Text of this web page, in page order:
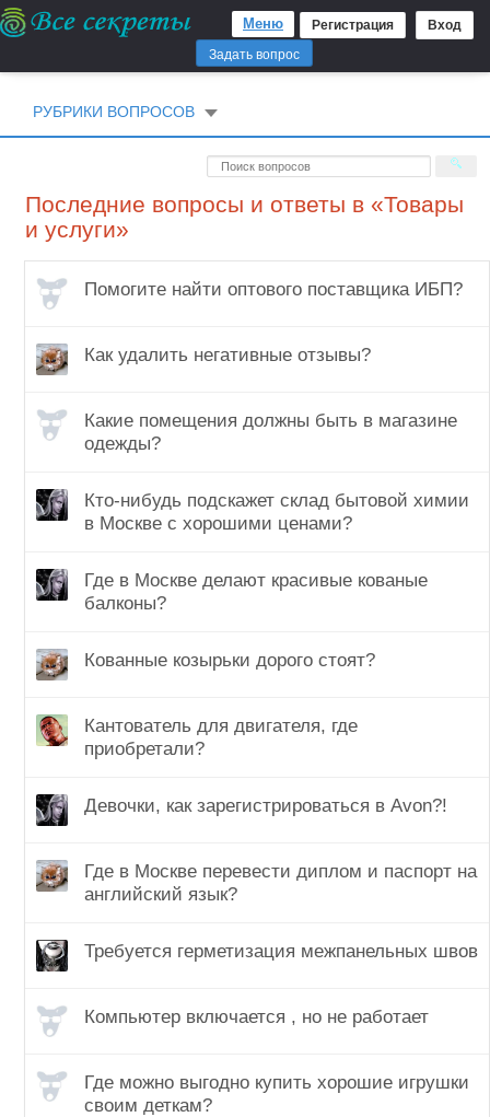
Регистрация Вход
Меню
Задать вопрос
РУБРИКИ ВОПРОСОВ
Последние вопросы и ответы в «Товары
и услуги»
Помогите найти оптового поставщика ИБП?
Как удалить негативные отзывы?
Какие помещения должны быть в магазине
одежды?
Кто-нибудь подскажет склад бытовой химии
в Москве с хорошими ценами?
Где в Москве делают красивые кованые
балконы?
Кованные козырьки дорого стоят?
Кантователь для двигателя, где
приобретали?
Девочки, как зарегистрироваться в Avon?!
Где в Москве перевести диплом и паспорт на
английский язык?
Требуется герметизация межпанельных швов
Компьютер включается , но не работает
Где можно выгодно купить хорошие игрушки
своим деткам?